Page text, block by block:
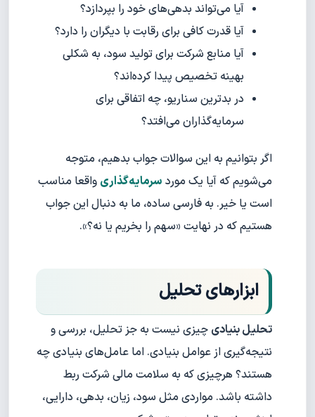
آیا می‌تواند بدهی‌های خود را بپردازد؟
آیا قدرت کافی برای رقابت با دیگران را دارد؟
آیا منابع شرکت برای تولید سود، به شکلی
بهینه تخصیص پیدا کرده‌اند؟
در بدترین سناریو، چه اتفاقی برای
سرمایه‌گذاران می‌افتد؟
اگر بتوانیم به این سوالات جواب بدهیم، متوجه
می‌شویم که آیا یک مورد سرمایه‌گذاری واقعا مناسب
است یا خیر. به فارسی ساده، ما به دنبال این جواب
هستیم که در نهایت «سهم را بخریم یا نه؟».
ابزارهای تحلیل
تحلیل بنیادی چیزی نیست به جز تحلیل، بررسی و
نتیجه‌گیری از عوامل بنیادی. اما عامل‌های بنیادی چه
هستند؟ هرچیزی که به سلامت مالی شرکت ربط
داشته باشد. مواردی مثل سود، زیان، بدهی، دارایی،